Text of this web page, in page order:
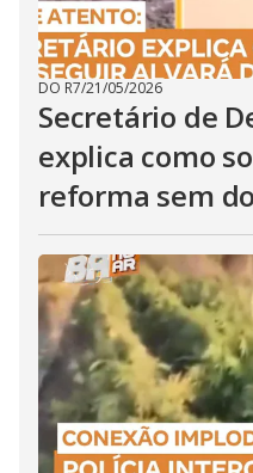
DO R7/21/05/2026
Secretário de
explica como
reforma sem